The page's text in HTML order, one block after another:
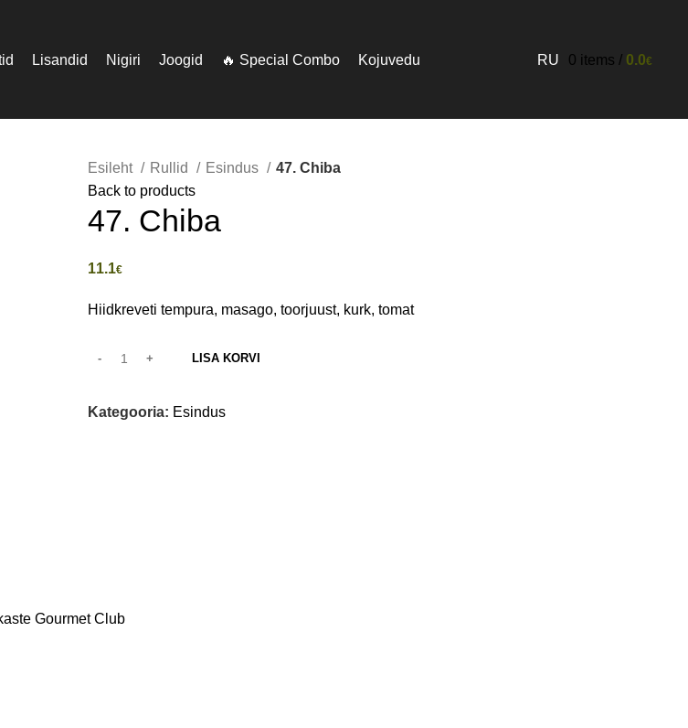
Lisandid Nigiri Joogid 🔥 Special Combo Kojuvedu RU 0 items / 0.0€
Esileht Rullid Esindus
47. Chiba
Back to products
47. Chiba
11.1€
Hiidkreveti tempura, masago, toorjuust, kurk, tomat
LISA KORVI
Kategooria: Esindus
Gourmet Club